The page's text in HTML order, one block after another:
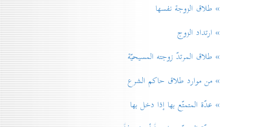
» طلاق الزوجة نفسها
» ارتداد الزوج
» طلاق المرتدّ زوجته المسيحيّة
» من موارد طلاق حاكم الشرع
» عدّة المتمتّع بها إذا دخل بها